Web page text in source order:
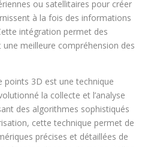
ou satellitaires pour créer
à la fois des informations
intégration permet des
meilleure compréhension des
points 3D est une technique
la collecte et l’analyse
des algorithmes sophistiqués
cette technique permet de
précises et détaillées de